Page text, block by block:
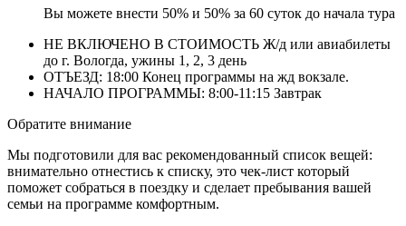
Вы можете внести 50% и 50% за 60 суток до начала тура
НЕ ВКЛЮЧЕНО В СТОИМОСТЬ Ж/д или авиабилеты
до г. Вологда, ужины 1, 2, 3 день
ОТЪЕЗД: 18:00 Конец программы на жд вокзале.
НАЧАЛО ПРОГРАММЫ: 8:00-11:15 Завтрак
Обратите внимание
Мы подготовили для вас рекомендованный список вещей:
внимательно отнестись к списку, это чек-лист который
поможет собраться в поездку и сделает пребывания вашей
семьи на программе комфортным.